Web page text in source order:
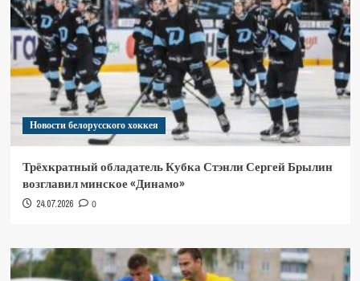
Новости белорусского хоккея
Трёхкратный обладатель Кубка Стэнли Сергей Брылин
возглавил минское «Динамо»
24.07.2026 0